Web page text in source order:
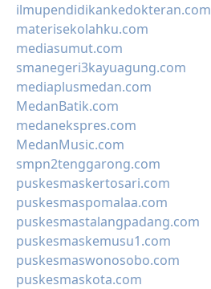
ilmupendidikankedokteran.com
materisekolahku.com
mediasumut.com
smanegeri3kayuagung.com
mediaplusmedan.com
MedanBatik.com
medanekspres.com
MedanMusic.com
smpn2tenggarong.com
puskesmaskertosari.com
puskesmaspomalaa.com
puskesmastalangpadang.com
puskesmaskemusu1.com
puskesmaswonosobo.com
puskesmaskota.com